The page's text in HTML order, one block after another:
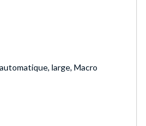
large, Macro